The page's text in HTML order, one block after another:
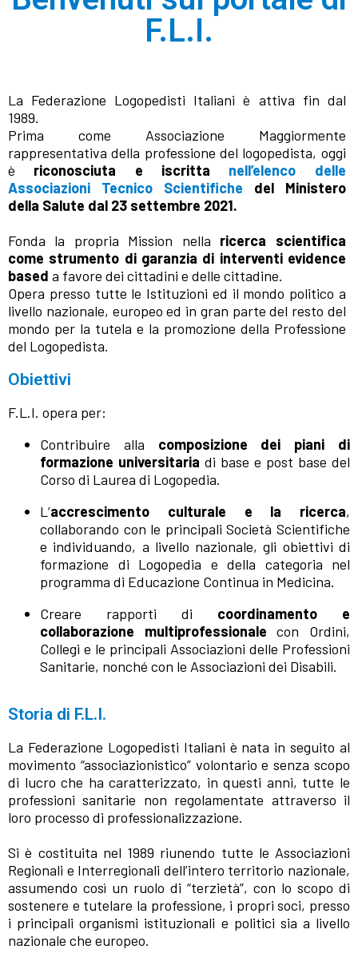
F.L.I.
La Federazione Logopedisti Italiani è attiva fin dal
1989.
Prima come Associazione Maggiormente
rappresentativa della professione del logopedista, oggi
è riconosciuta e iscritta nell’elenco delle
Associazioni Tecnico Scientifiche del Ministero
della Salute dal 23 settembre 2021.
Fonda la propria Mission nella ricerca scientifica
come strumento di garanzia di interventi evidence
based a favore dei cittadini e delle cittadine.
Opera presso tutte le Istituzioni ed il mondo politico a
livello nazionale, europeo ed in gran parte del resto del
mondo per la tutela e la promozione della Professione
del Logopedista.
Obiettivi
F.L.I. opera per:
Contribuire alla composizione dei piani di
formazione universitaria di base e post base del
Corso di Laurea di Logopedia.
L’accrescimento culturale e la ricerca,
collaborando con le principali Società Scientifiche
e individuando, a livello nazionale, gli obiettivi di
formazione di Logopedia e della categoria nel
programma di Educazione Continua in Medicina.
Creare rapporti di coordinamento e
collaborazione multiprofessionale con Ordini,
Collegi e le principali Associazioni delle Professioni
Sanitarie, nonché con le Associazioni dei Disabili.
Storia di F.L.I.
La Federazione Logopedisti Italiani è nata in seguito al
movimento “associazionistico” volontario e senza scopo
di lucro che ha caratterizzato, in questi anni, tutte le
professioni sanitarie non regolamentate attraverso il
loro processo di professionalizzazione.
Si è costituita nel 1989 riunendo tutte le Associazioni
Regionali e Interregionali dell’intero territorio nazionale,
assumendo così un ruolo di “terzietà”, con lo scopo di
sostenere e tutelare la professione, i propri soci, presso
i principali organismi istituzionali e politici sia a livello
nazionale che europeo.